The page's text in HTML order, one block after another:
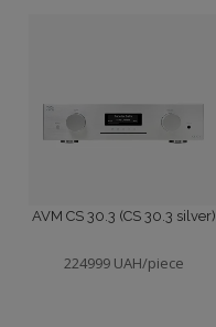
AVM CS 30.3 (CS 30.3 silver)
224999 UAH/piece